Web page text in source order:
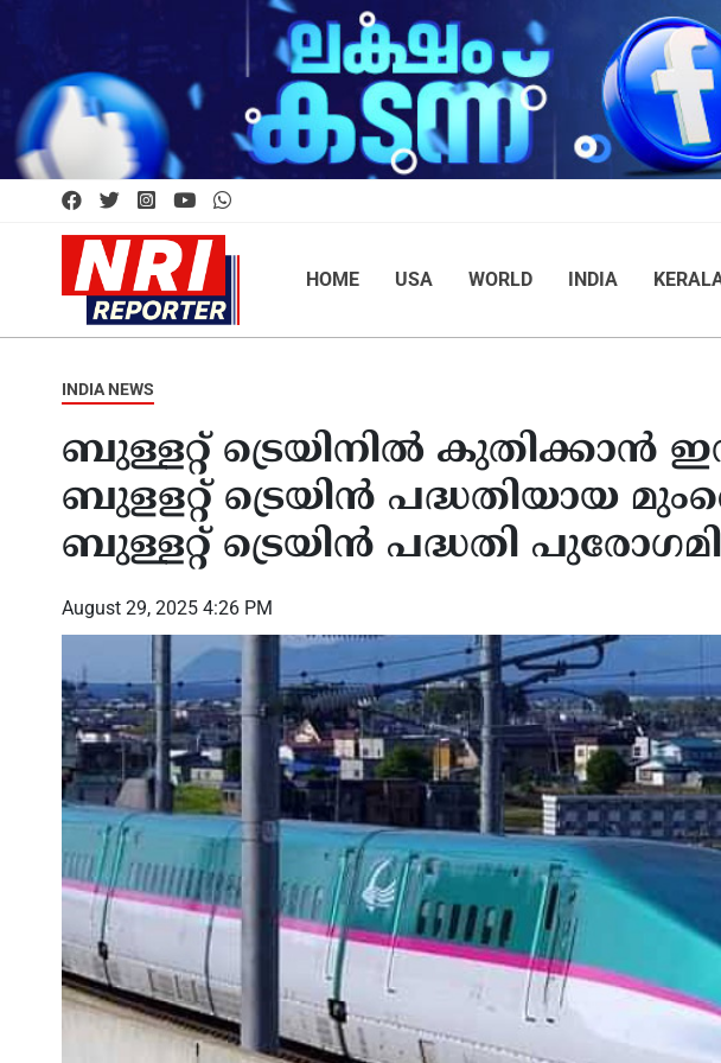
HOME USA WORLD INDIA
INDIA NEWS
ബുള്ളറ്റ് ട്രെയിനിൽ കുതിക്കാൻ
ബുളളറ്റ് ട്രെയിൻ പദ്ധതിയായ
ബുള്ളറ്റ് ട്രെയിൻ പദ്ധതി
August 29, 2025 4:26 PM
യുഎസ്
മികച്ച സമ്മാനങ്ങളുടെ
പെരുമഴയുമായി ഷിക്കാഗോ
സോഷ്യൽക്ലബ്ബ് അന്താരാഷ്‌ട്ര
വടംവലി
താഡ്, പേട്രിയറ്റ് മിസൈൽ
പകുതിയിലധികവും
പ്രതിരോധ രഹസ്യങ്ങൾ
അന്വേഷണം, വിവരങ്ങൾ
പുറത്തുവന്നതിൽ ട്രംപ്
അമർഷത്തിൽ